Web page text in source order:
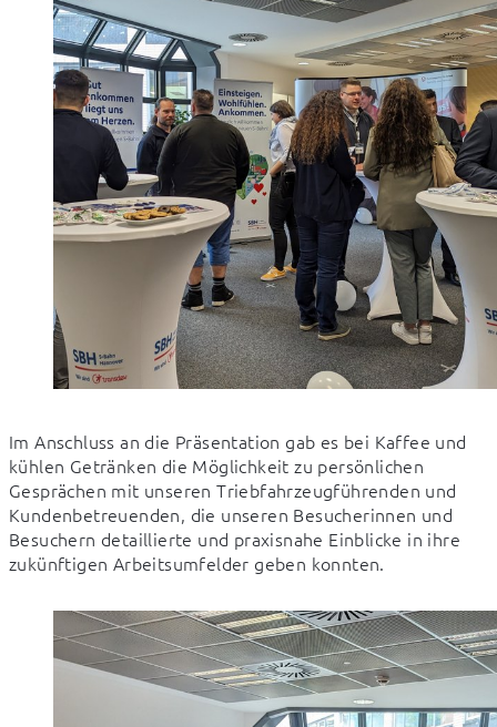
Im Anschluss an die Präsentation gab es bei Kaffee und
kühlen Getränken die Möglichkeit zu persönlichen
Gesprächen mit unseren Triebfahrzeugführenden und
Kundenbetreuenden, die unseren Besucherinnen und
Besuchern detaillierte und praxisnahe Einblicke in ihre
zukünftigen Arbeitsumfelder geben konnten.